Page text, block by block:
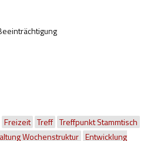
Freizeit Treff Treffpunkt Stammtisch
Wochenstruktur Entwicklung